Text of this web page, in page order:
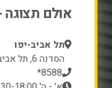
אולם
תל אביב-יפו
הסדנה 6, תל אביב-יפו, Israel
8588*